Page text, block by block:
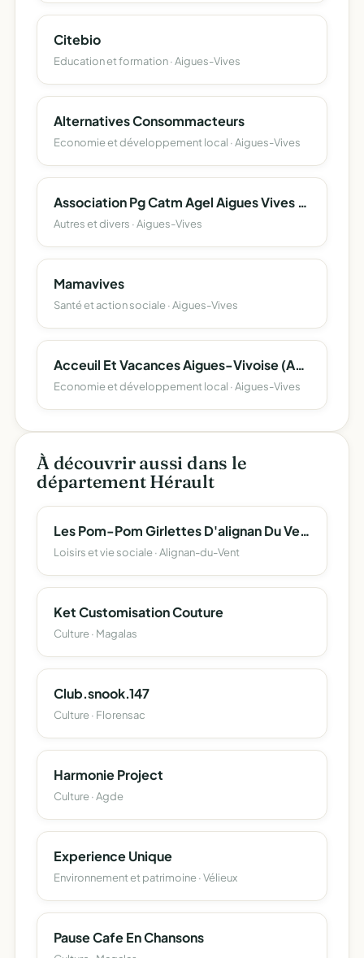
Citebio
Education et formation · Aigues-Vives
Alternatives Consommacteurs
Economie et développement local · Aigues-Vives
Association Pg Catm Agel Aigues Vives La Caunette
Autres et divers · Aigues-Vives
Mamavives
Santé et action sociale · Aigues-Vives
Acceuil Et Vacances Aigues-Vivoise (Acva) 215/000
Economie et développement local · Aigues-Vives
À découvrir aussi dans le
département Hérault
Les Pom-Pom Girlettes D'alignan Du Vent
Loisirs et vie sociale · Alignan-du-Vent
Ket Customisation Couture
Culture · Magalas
Club.snook.147
Culture · Florensac
Harmonie Project
Culture · Agde
Experience Unique
Environnement et patrimoine · Vélieux
Pause Cafe En Chansons